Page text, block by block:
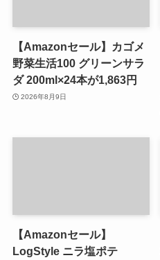
【Amazonセール】カゴメ
野菜生活100 グリーンサラ
ダ 200ml×24本が1,863円
2026年8月9日
【Amazonセール】
LogStyle ニラ塩ポテ